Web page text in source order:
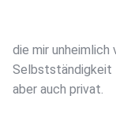
die mir unheimlich
Selbstständigkeit
aber auch privat.